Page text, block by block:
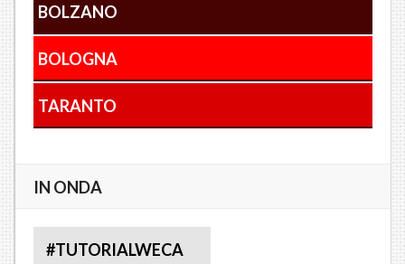
BOLZANO
BOLOGNA
TARANTO
IN ONDA
#TUTORIALWECA